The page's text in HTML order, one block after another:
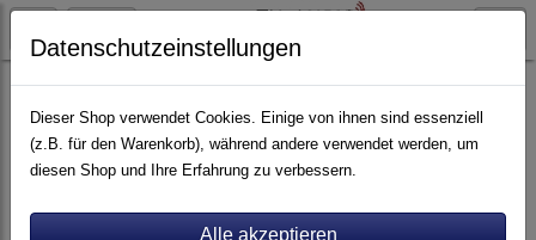
Headshells Headshells
Datenschutzeinstellungen
Dieser Shop verwendet Cookies. Einige von ihnen sind essenziell
(z.B. für den Warenkorb), während andere verwendet werden, um
diesen Shop und Ihre Erfahrung zu verbessern.